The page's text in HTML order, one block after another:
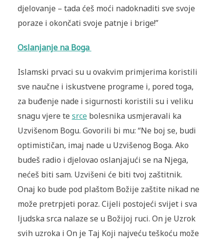
djelovanje – tada ćeš moći nadoknaditi sve svoje
poraze i okončati svoje patnje i brige!”
Oslanjanje na Boga
Islamski prvaci su u ovakvim primjerima koristili
sve naučne i iskustvene programe i, pored toga,
za buđenje nade i sigurnosti koristili su i veliku
snagu vjere te srcebolesnika usmjeravali ka
Uzvišenom Bogu. Govorili bi mu: “Ne boj se, budi
optimističan, imaj nade u Uzvišenog Boga. Ako
budeš radio i djelovao oslanjajući se na Njega,
nećeš biti sam. Uzvišeni će biti tvoj zaštitnik.
Onaj ko bude pod plaštom Božije zaštite nikad ne
može pretrpjeti poraz. Cijeli postojeći svijet i sva
ljudska srca nalaze se u Božijoj ruci. On je Uzrok
svih uzroka i On je Taj Koji najveću teškoću može